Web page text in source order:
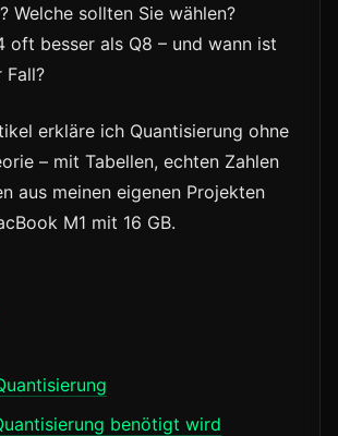
Welche sollten Sie wählen?
oft besser als Q8 – und wann ist
Fall?
erkläre ich Quantisierung ohne
– mit Tabellen, echten Zahlen
aus meinen eigenen Projekten
M1 mit 16 GB.
benötigt wird